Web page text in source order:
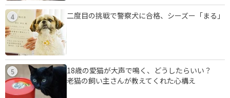
4 二度目の挑戦で警察犬に合格、シーズー「まる」
5
18歳の愛猫が大声で鳴く、どうしたらいい？
老猫の飼い主さんが教えてくれた心構え